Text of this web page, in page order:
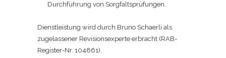
Durchführung von Sorgfaltsprüfungen.
Dienstleistung wird durch Bruno Schaerli als
zugelassener Revisionsexperte erbracht (RAB-
Register-Nr. 104861).